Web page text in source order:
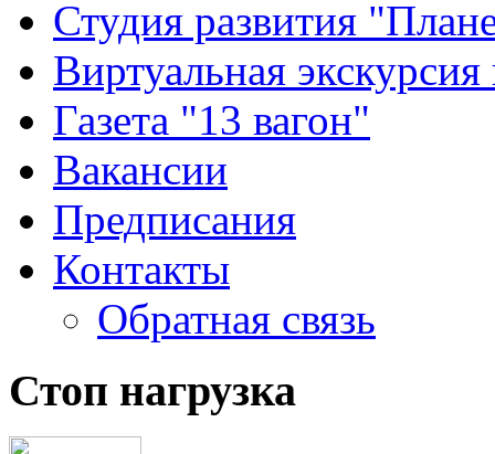
Студия развития
Виртуальная
Газета "13 вагон"
Вакансии
Предписания
Контакты
Обратная связь
Стоп нагрузка